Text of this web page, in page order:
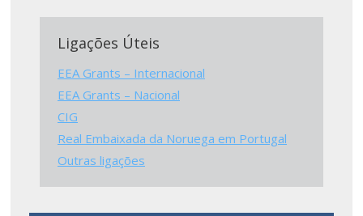
Ligações Úteis
EEA Grants – Internacional
EEA Grants – Nacional
CIG
Real Embaixada da Noruega em Portugal
Outras ligações